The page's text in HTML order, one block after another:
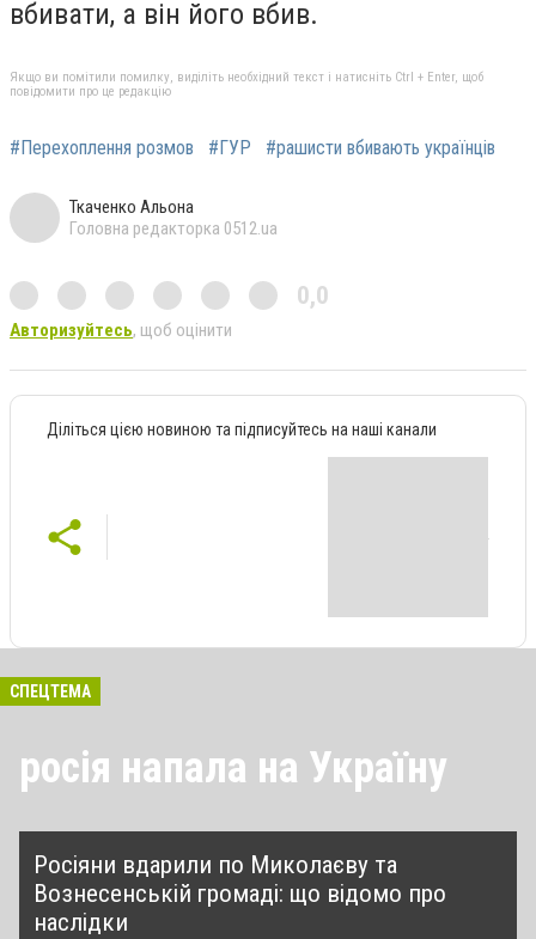
вбивати, а він його вбив.
Якщо ви помітили помилку, виділіть необхідний текст і натисніть Ctrl + Enter, щоб
повідомити про це редакцію
#Перехоплення розмов #ГУР #рашисти вбивають українців
Ткаченко Альона
Головна редакторка 0512.ua
0,0
Авторизуйтесь, щоб оцінити
Діліться цією новиною та підписуйтесь на наші канали
СПЕЦТЕМА
росія напала на Україну
Росіяни вдарили по Миколаєву та
Вознесенській громаді: що відомо про
наслідки